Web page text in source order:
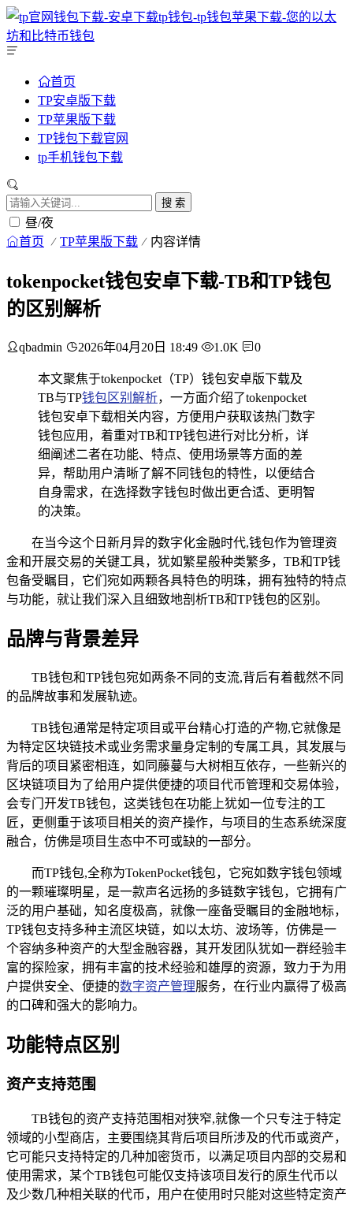
首页
TP安卓版下载
TP苹果版下载
TP钱包下载官网
tp手机钱包下载
搜 索
昼/夜
首页 TP苹果版下载 内容详情
tokenpocket钱包安卓下载-TB和TP钱包
的区别解析
qbadmin 2026年04月20日 18:49 1.0K 0
本文聚焦于tokenpocket（TP）钱包安卓版下载及
TB与TP钱包区别解析，一方面介绍了tokenpocket
钱包安卓下载相关内容，方便用户获取该热门数字
钱包应用，着重对TB和TP钱包进行对比分析，详
细阐述二者在功能、特点、使用场景等方面的差
异，帮助用户清晰了解不同钱包的特性，以便结合
自身需求，在选择数字钱包时做出更合适、更明智
的决策。
在当今这个日新月异的数字化金融时代,钱包作为管理资
金和开展交易的关键工具，犹如繁星般种类繁多，TB和TP钱
包备受瞩目，它们宛如两颗各具特色的明珠，拥有独特的特点
与功能，就让我们深入且细致地剖析TB和TP钱包的区别。
品牌与背景差异
TB钱包和TP钱包宛如两条不同的支流,背后有着截然不同
的品牌故事和发展轨迹。
TB钱包通常是特定项目或平台精心打造的产物,它就像是
为特定区块链技术或业务需求量身定制的专属工具，其发展与
背后的项目紧密相连，如同藤蔓与大树相互依存，一些新兴的
区块链项目为了给用户提供便捷的项目代币管理和交易体验，
会专门开发TB钱包，这类钱包在功能上犹如一位专注的工
匠，更侧重于该项目相关的资产操作，与项目的生态系统深度
融合，仿佛是项目生态中不可或缺的一部分。
而TP钱包,全称为TokenPocket钱包，它宛如数字钱包领域
的一颗璀璨明星，是一款声名远扬的多链数字钱包，它拥有广
泛的用户基础，知名度极高，就像一座备受瞩目的金融地标，
TP钱包支持多种主流区块链，如以太坊、波场等，仿佛是一
个容纳多种资产的大型金融容器，其开发团队犹如一群经验丰
富的探险家，拥有丰富的技术经验和雄厚的资源，致力于为用
户提供安全、便捷的数字资产管理服务，在行业内赢得了极高
的口碑和强大的影响力。
功能特点区别
资产支持范围
TB钱包的资产支持范围相对狭窄,就像一个只专注于特定
领域的小型商店，主要围绕其背后项目所涉及的代币或资产，
它可能只支持特定的几种加密货币，以满足项目内部的交易和
使用需求，某个TB钱包可能仅支持该项目发行的原生代币以
及少数几种相关联的代币，用户在使用时只能对这些特定资产